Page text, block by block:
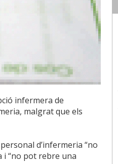
infermera de
malgrat que els
d’infermeria “no
i “no pot rebre una